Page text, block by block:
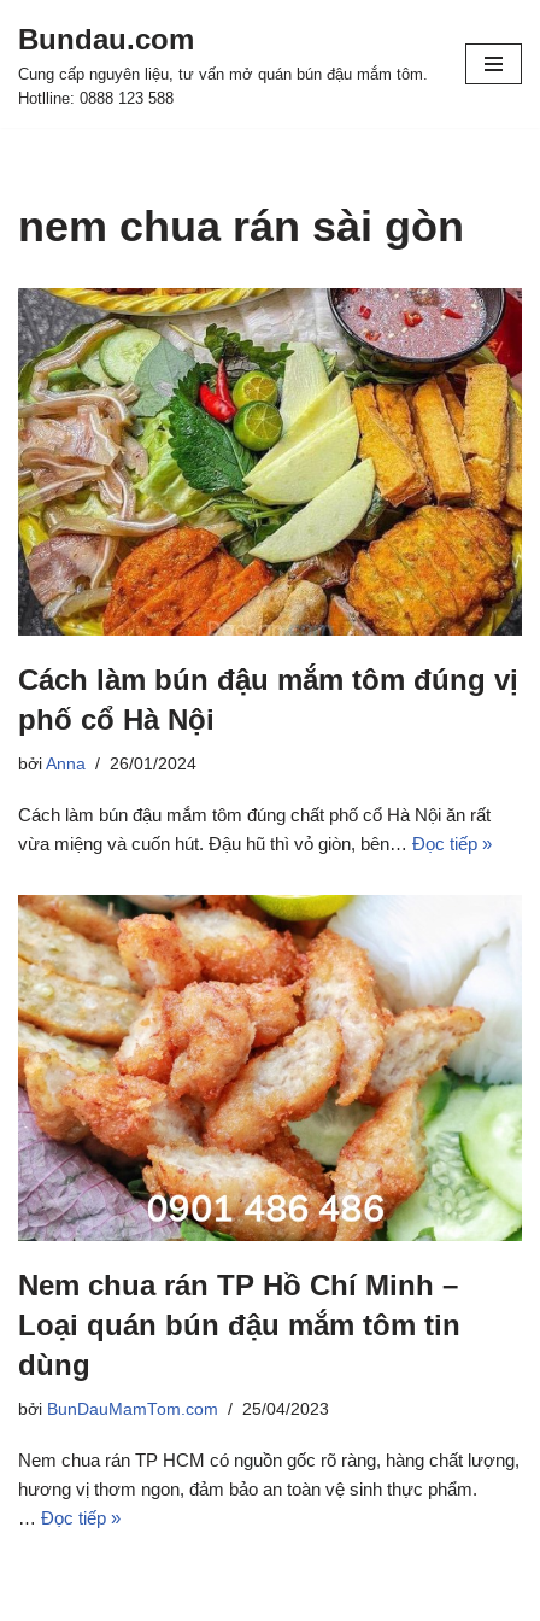
Chuyển
tới
Bundau.com
Cung cấp nguyên liệu, tư vấn mở quán bún đậu mắm tôm.
Hotlline: 0888 123 588
nem chua rán sài gòn
Cách làm bún đậu mắm tôm đúng vị
phố cổ Hà Nội
bởi Anna 26/01/2024
Cách làm bún đậu mắm tôm đúng chất phố cổ Hà Nội ăn rất
vừa miệng và cuốn hút. Đậu hũ thì vỏ giòn, bên… Đọc tiếp »
Nem chua rán TP Hồ Chí Minh –
Loại quán bún đậu mắm tôm tin
dùng
bởi BunDauMamTom.com 25/04/2023
Nem chua rán TP HCM có nguồn gốc rõ ràng, hàng chất lượng,
hương vị thơm ngon, đảm bảo an toàn vệ sinh thực phẩm.
… Đọc tiếp »